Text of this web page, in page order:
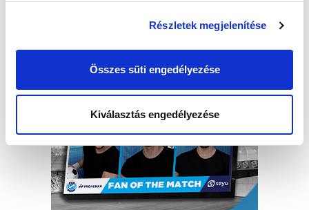
Részletek megjelenítése
Összes süti engedélyezése
Kiválasztás engedélyezése